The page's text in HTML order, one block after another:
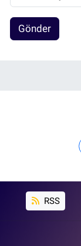
Gönder
RSS